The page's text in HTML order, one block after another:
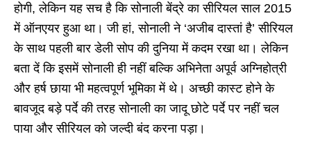
होगी, लेकिन यह सच है कि सोनाली बेंद्रे का सीरियल साल 2015
में ऑनएयर हुआ था। जी हां, सोनाली ने ‘अजीब दास्तां है’ सीरियल
के साथ पहली बार डेली सोप की दुनिया में कदम रखा था। लेकिन
बता दें कि इसमें सोनाली ही नहीं बल्कि अभिनेता अपूर्व अग्निहोत्री
और हर्ष छाया भी महत्वपूर्ण भूमिका में थे। अच्छी कास्ट होने के
बावजूद बड़े पर्दे की तरह सोनाली का जादू छोटे पर्दे पर नहीं चल
पाया और सीरियल को जल्दी बंद करना पड़ा।